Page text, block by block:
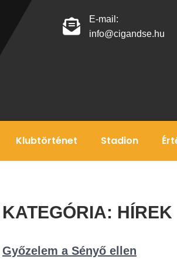
E-mail:
info@cigandse.hu
Klubtörténet Stadion
KATEGÓRIA: HÍREK
Győzelem a Sényő ellen